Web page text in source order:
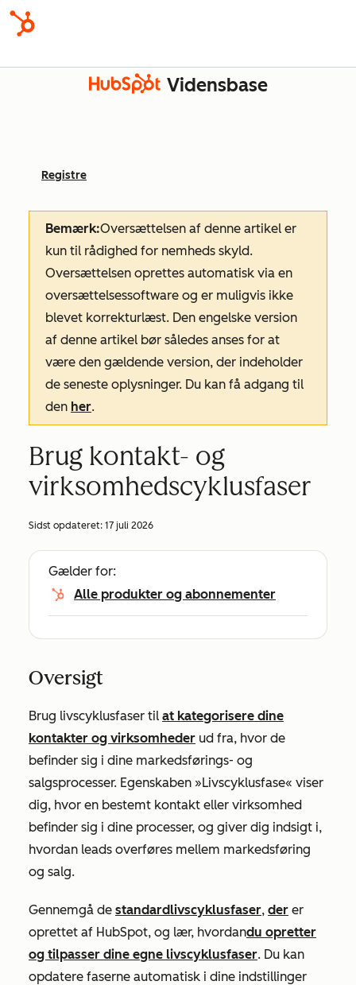
Vidensbase
Registre
Bemærk:Oversættelsen af denne artikel er
kun til rådighed for nemheds skyld.
Oversættelsen oprettes automatisk via en
oversættelsessoftware og er muligvis ikke
blevet korrekturlæst. Den engelske version
af denne artikel bør således anses for at
være den gældende version, der indeholder
de seneste oplysninger. Du kan få adgang til
den her.
Brug kontakt- og
virksomhedscyklusfaser
Sidst opdateret: 17 juli 2026
Gælder for:
Alle produkter og abonnementer
Oversigt
Brug livscyklusfaser til at kategorisere dine
kontakter og virksomheder ud fra, hvor de
befinder sig i dine markedsførings- og
salgsprocesser. Egenskaben »Livscyklusfase« viser
dig, hvor en bestemt kontakt eller virksomhed
befinder sig i dine processer, og giver dig indsigt i,
hvordan leads overføres mellem markedsføring
og salg.
Gennemgå de standardlivscyklusfaser, der er
oprettet af HubSpot, og lær, hvordandu opretter
og tilpasser dine egne livscyklusfaser. Du kan
opdatere faserne automatisk i dine indstillinger